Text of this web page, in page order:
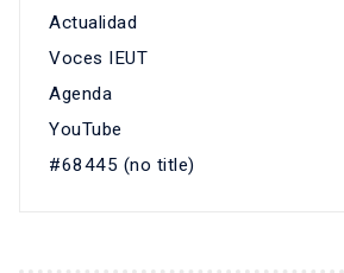
Actualidad
Voces IEUT
Agenda
YouTube
#68445 (no title)